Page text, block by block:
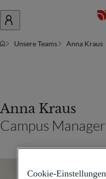
Unsere Teams Anna Kraus
Anna Kraus
Campus Manager
Cookie-Einstellungen